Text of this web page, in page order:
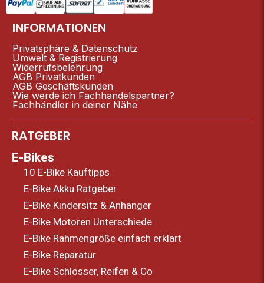
INFORMATIONEN
Privatsphäre & Datenschutz
Umwelt & Registrierung
Widerrufsbelehrung
AGB Privatkunden
AGB Geschäftskunden
Wie werde ich Fachhandelspartner?
Fachhändler in deiner Nähe
RATGEBER
E-Bikes
10 E-Bike Kauftipps
E-Bike Akku Ratgeber
E-Bike Kindersitz & Anhänger
E-Bike Motoren Unterschiede
E-Bike Rahmengröße einfach erklärt
E-Bike Reparatur
E-Bike Schlösser, Reifen & Co